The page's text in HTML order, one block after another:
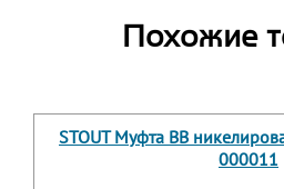
Похожие
STOUT Муфта ВВ
000011